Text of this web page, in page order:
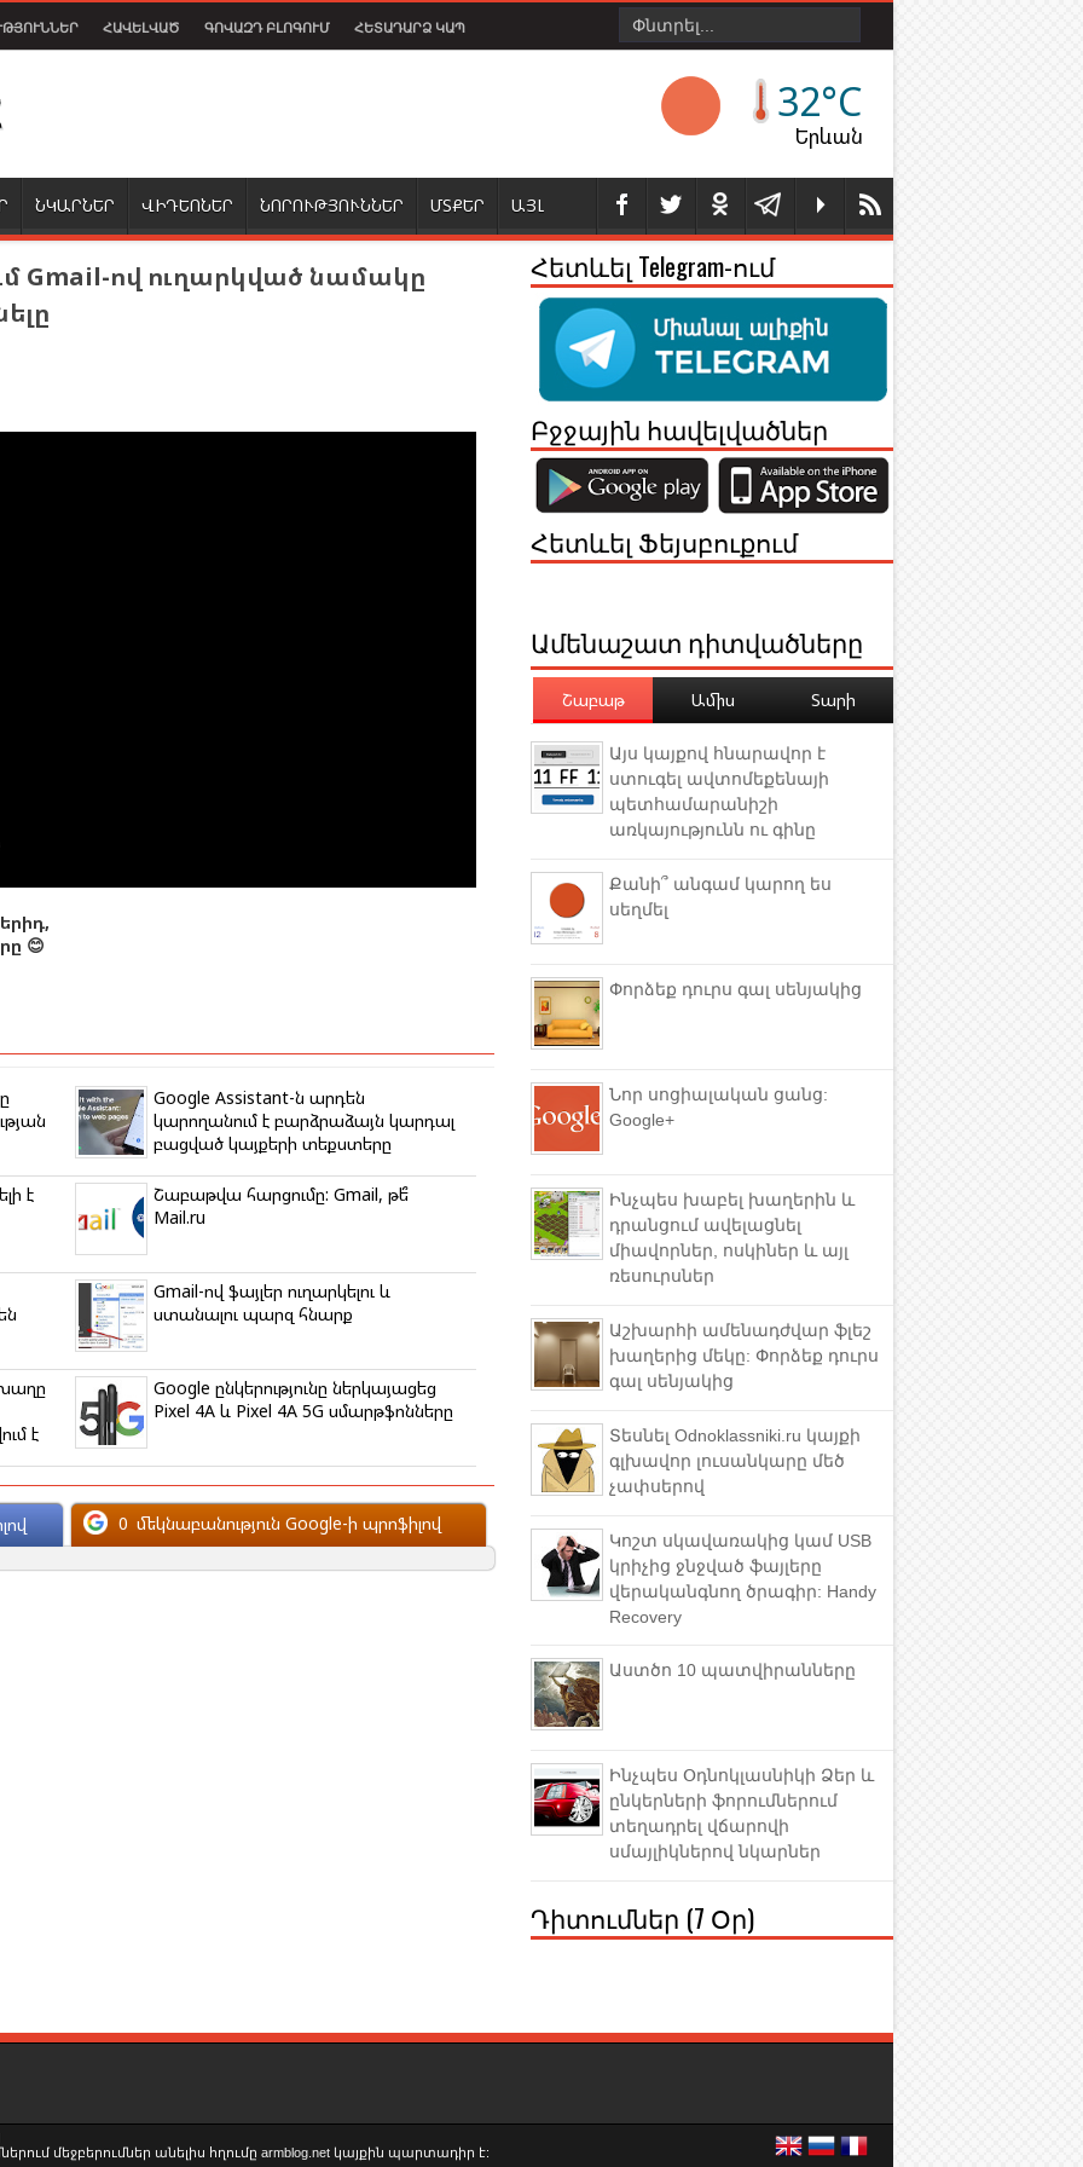
ՀԱՎԵԼՎԱԾ ԳՈՎԱԶԴ ԲԼՈԳՈՒՄ ՀԵՏԱԴԱՐՁ ԿԱՊ
32°C
Երևան
ՆԿԱՐՆԵՐ ՎԻԴԵՈՆԵՐ ՆՈՐՈՒԹՅՈՒՆՆԵՐ ՄՏՔԵՐ ԱՅԼ
Gmail-ով ուղարկված նամակը
😊
Google Assistant-ն արդեն
կարողանում է բարձրաձայն կարդալ
բացված կայքերի տեքստերը
է
Շաբաթվա հարցումը: Gmail, թե՞
Mail.ru
Gmail-ով ֆայլեր ուղարկելու և
ստանալու պարզ հնարք
է
Google ընկերությունը ներկայացեց
Pixel 4A և Pixel 4A 5G սմարթֆոնները
0 մեկնաբանություն Google-ի պրոֆիլով
Հետևել Telegram-ում
Բջջային հավելվածներ
Հետևել Ֆեյսբուքում
Ամենաշատ դիտվածները
Շաբաթ Ամիս Տարի
Այս կայքով հնարավոր է
ստուգել ավտոմեքենայի
պետհամարանիշի
առկայությունն ու գինը
Քանի՞ անգամ կարող ես
սեղմել
Փորձեք դուրս գալ սենյակից
Նոր սոցիալական ցանց:
Google+
Ինչպես խաբել խաղերին և
դրանցում ավելացնել
միավորներ, ոսկիներ և այլ
ռեսուրսներ
Աշխարհի ամենադժվար ֆլեշ
խաղերից մեկը: Փորձեք դուրս
գալ սենյակից
Տեսնել Odnoklassniki.ru կայքի
գլխավոր լուսանկարը մեծ
չափսերով
Կոշտ սկավառակից կամ USB
կրիչից ջնջված ֆայլերը
վերականգնող ծրագիր: Handy
Recovery
Աստծո 10 պատվիրանները
Ինչպես Օդնոկլասնիկի Ձեր և
ընկերների ֆորումներում
տեղադրել վճարովի
սմայլիկներով նկարներ
Դիտումներ (7 Օր)
մեջբերումներ անելիս հղումը armblog.net կայքին պարտադիր է: